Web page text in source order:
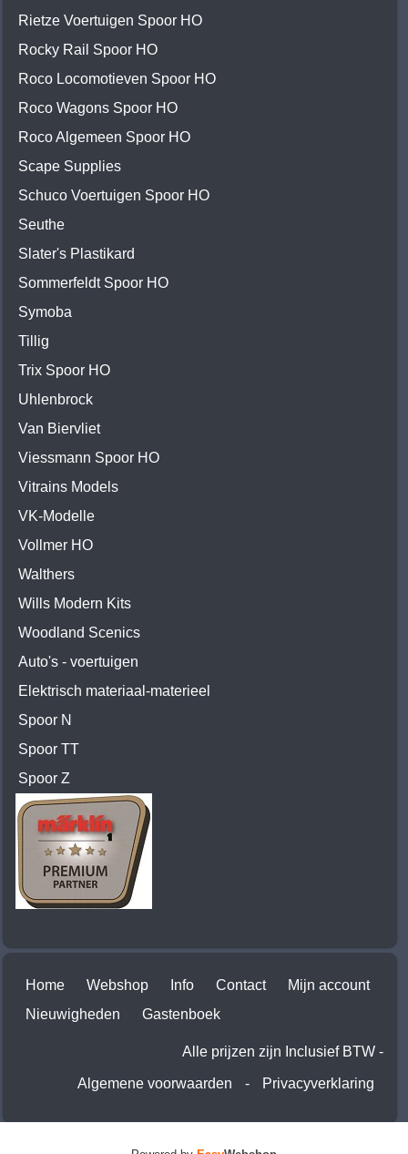
Rietze Voertuigen Spoor HO
Rocky Rail Spoor HO
Roco Locomotieven Spoor HO
Roco Wagons Spoor HO
Roco Algemeen Spoor HO
Scape Supplies
Schuco Voertuigen Spoor HO
Seuthe
Slater's Plastikard
Sommerfeldt Spoor HO
Symoba
Tillig
Trix Spoor HO
Uhlenbrock
Van Biervliet
Viessmann Spoor HO
Vitrains Models
VK-Modelle
Vollmer HO
Walthers
Wills Modern Kits
Woodland Scenics
Auto's - voertuigen
Elektrisch materiaal-materieel
Spoor N
Spoor TT
Spoor Z
Home Webshop Info Contact
Mijn account
Nieuwigheden
Gastenboek
Alle prijzen zijn Inclusief BTW -
Algemene voorwaarden - Privacyverklaring